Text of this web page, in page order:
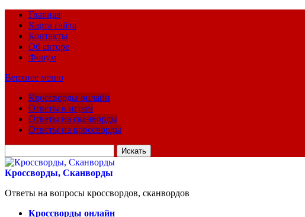
Главная
Карта сайта
Контакты
Об авторе
Форум
Верхнее меню
Кроссворды онлайн
Ответы к играм
Ответы на сканворды
Ответы на кроссворды
для:
Кроссворды, Сканворды
Ответы на вопросы кроссвордов, сканвордов
Кроссворды онлайн